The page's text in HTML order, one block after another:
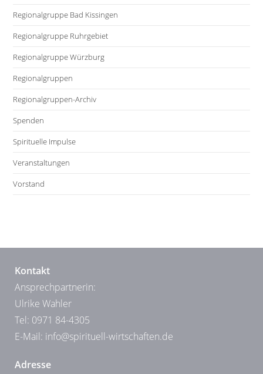
Regionalgruppe Bad Kissingen
Regionalgruppe Ruhrgebiet
Regionalgruppe Würzburg
Regionalgruppen
Regionalgruppen-Archiv
Spenden
Spirituelle Impulse
Veranstaltungen
Vorstand
Kontakt
Ansprechpartnerin:
Ulrike Wahler
Tel: 0971 84-4305
E-Mail: info@spirituell-wirtschaften.de
Adresse